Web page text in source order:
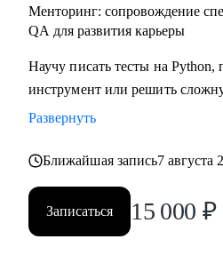
Менторинг: сопровождение
QA для развития карьеры
Научу писать тесты на
инструмент или решить
Развернуть
Ближайшая запись7 августа
Записаться 15 000 ₽